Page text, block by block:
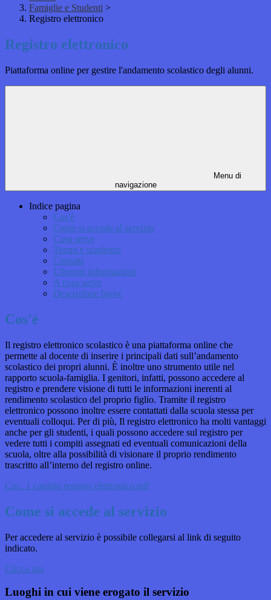
Famiglie e Studenti >
Registro elettronico
Registro elettronico
Piattaforma online per gestire l'andamento scolastico degli alunni.
Menu di
navigazione
Indice pagina
Cos'è
Come si accede al servizio
Cosa serve
Tempi e scadenze
Contatti
Ulteriori informazioni
A cosa serve
Descrizione breve
Cos'è
Il registro elettronico scolastico è una piattaforma online che
permette al docente di inserire i principali dati sull’andamento
scolastico dei propri alunni. È inoltre uno strumento utile nel
rapporto scuola-famiglia. I genitori, infatti, possono accedere al
registro e prendere visione di tutti le informazioni inerenti al
rendimento scolastico del proprio figlio. Tramite il registro
elettronico possono inoltre essere contattati dalla scuola stessa per
eventuali colloqui. Per di più, Il registro elettronico ha molti vantaggi
anche per gli studenti, i quali possono accedere sul registro per
vedere tutti i compiti assegnati ed eventuali comunicazioni della
scuola, oltre alla possibilità di visionare il proprio rendimento
trascritto all’interno del registro online.
Circ. 1 cambio registro elettronico.pdf
Come si accede al servizio
Per accedere al servizio è possibile collegarsi al link di seguito
indicato.
Clicca qui
Luoghi in cui viene erogato il servizio